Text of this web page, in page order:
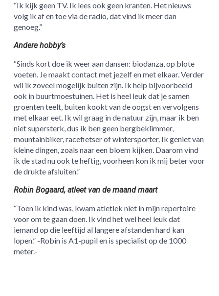
“Ik kijk geen TV. Ik lees ook geen kranten. Het nieuws
volg ik af en toe via de radio, dat vind ik meer dan
genoeg.”
Andere hobby’s
“Sinds kort doe ik weer aan dansen: biodanza, op blote
voeten. Je maakt contact met jezelf en met elkaar. Verder
wil ik zoveel mogelijk buiten zijn. Ik help bijvoorbeeld
ook in buurtmoestuinen. Het is heel leuk dat je samen
groenten teelt, buiten kookt van de oogst en vervolgens
met elkaar eet. Ik wil graag in de natuur zijn, maar ik ben
niet supersterk, dus ik ben geen bergbeklimmer,
mountainbiker, racefietser of wintersporter. Ik geniet van
kleine dingen, zoals naar een bloem kijken. Daarom vind
ik de stad nu ook te heftig, voorheen kon ik mij beter voor
de drukte afsluiten.”
Robin Bogaard, atleet van de maand maart
“Toen ik kind was, kwam atletiek niet in mijn repertoire
voor om te gaan doen. Ik vind het wel heel leuk dat
iemand op die leeftijd al langere afstanden hard kan
lopen.” -Robin is A1-pupil en is specialist op de 1000
meter.-